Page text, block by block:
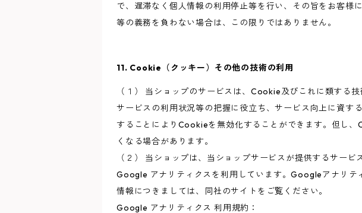
で、遅滞なく個人情報の利用停止等を行い、その旨をお客様
等の義務を負わない場合は、この限りではありません。
11. Cookie（クッキー）その他の技術の利用
（１） 当ショップのサービスは、Cookie及びこれに類する
サービスの利用状況等の把握に役立ち、サービス向上に資
することによりCookieを無効化することができます。但し
くなる場合があります。
（２） 当ショップは、当ショップサービスが提供するサー
Google アナリティクスを利用しています。Googleアナリ
情報につきましては、同社のサイトをご覧ください。
Google アナリティクス 利用規約：